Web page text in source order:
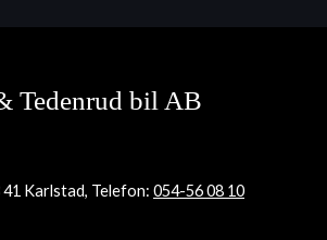
Tedenrud bil AB
Karlstad, Telefon: 054-56 08 10